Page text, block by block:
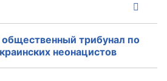
трибунал по
неонацистов